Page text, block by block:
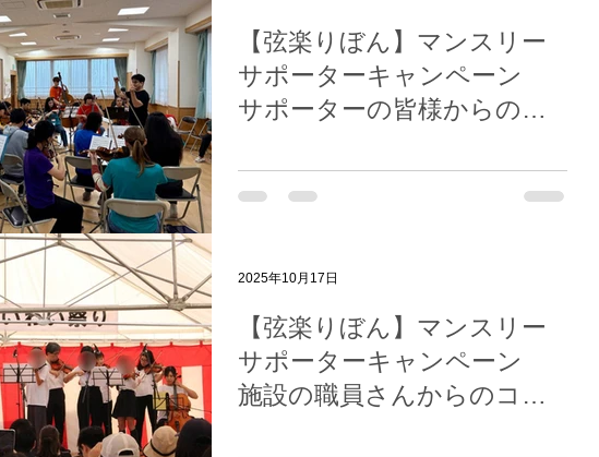
【弦楽りぼん】マンスリー
サポーターキャンペーン
サポーターの皆様からの応
す！その４
【弦楽りぼん】マンスリー
サポーターキャンペーン
施設の職員さんからのコメ
2025年10月17日